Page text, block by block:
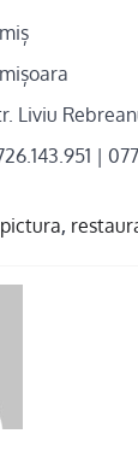
Liviu
|
pictura,